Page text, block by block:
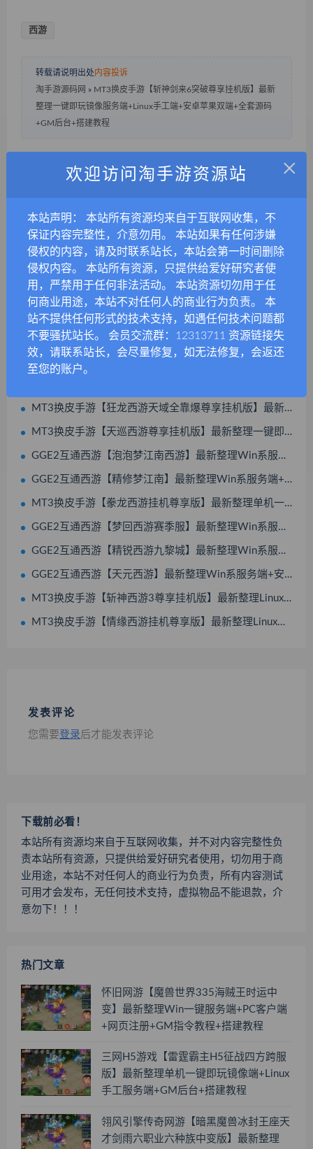
西游
转载请说明出处 内容投诉
淘手游源码网 » MT3换皮手游【斩神剑来6突破尊享挂机版】最新
整理一键即玩镜像服务端+Linux手工端+安卓苹果双端+全套源码
+GM后台+搭建教程
上一篇
战神引擎传奇手游【1.80冰雪
之城天龙登录器破解版】最新
整理WIN服务端+安卓苹果双
端+GM后台+搭建教程
下一篇
战神引擎传奇手游【1.76玉兔
复古三职业】最新整理Win系
复古服务端+安卓苹果双端
+GM后台+搭建教程
MT3换皮手游【狂龙西游天域全靠爆尊享挂机版】最新整理单机一键即玩镜像端+Linux手工服务端+安卓苹果双端+GM后台+全套源码+搭建教程
MT3换皮手游【天巡西游尊享挂机版】最新整理一键即玩镜像服务端+Linux手工服务端+源码+新版管理后台+搭建教程
GGE2互通西游【泡泡梦江南西游】最新整理Win系服务端+安卓苹果PC三端互通+全套源码+搭建教程
GGE2互通西游【精修梦江南】最新整理Win系服务端+安卓苹果PC三端互通+全套源码+视频搭建教程
MT3换皮手游【豢龙西游挂机尊享版】最新整理单机一键即玩镜像服务端+Linux手工服务端+源码+安卓苹果双端+GM后台+搭建教程
GGE2互通西游【梦回西游赛季服】最新整理Win系服务端+安卓PC双端互通+GM工具+全套源码+搭建教程
GGE2互通西游【精锐西游九黎城】最新整理Win系服务端+安卓PC双端互通+全套源码+搭建教程
GGE2互通西游【天元西游】最新整理Win系服务端+安卓苹果PC三端互通+攻略+全套源码+搭建教程
MT3换皮手游【斩神西游3尊享挂机版】最新整理Linux手工服务端+安卓苹果双端+GM后台+全套源码+搭建教程
MT3换皮手游【情缘西游挂机尊享版】最新整理Linux手工服务端+安卓苹果双端+GM后台+全套源码+搭建教程
发表评论
您需要登录后才能发表评论
下载前必看！
本站所有资源均来自于互联网收集，并不对内容完整性负
责本站所有资源，只提供给爱好研究者使用，切勿用于商
业用途，本站不对任何人的商业行为负责，所有内容测试
可用才会发布，无任何技术支持，虚拟物品不能退款，介
意勿下！！！
热门文章
怀旧网游【魔兽世界335海贼王时运中
变】最新整理Win一键服务端+PC客户端
+网页注册+GM指令教程+搭建教程
三网H5游戏【雷霆霸主H5征战四方跨服
版】最新整理单机一键即玩镜像端+Linux
手工服务端+GM后台+搭建教程
翎风引擎传奇网游【暗黑魔兽冰封王座天
才剑雨六职业六种族中变版】最新整理
×
欢迎访问淘手游资源站
本站声明： 本站所有资源均来自于互联网收集，不
保证内容完整性，介意勿用。 本站如果有任何涉嫌
侵权的内容，请及时联系站长，本站会第一时间删除
侵权内容。 本站所有资源，只提供给爱好研究者使
用，严禁用于任何非法活动。 本站资源切勿用于任
何商业用途，本站不对任何人的商业行为负责。 本
站不提供任何形式的技术支持，如遇任何技术问题都
不要骚扰站长。 会员交流群：12313711 资源链接失
效，请联系站长，会尽量修复，如无法修复，会返还
至您的账户。